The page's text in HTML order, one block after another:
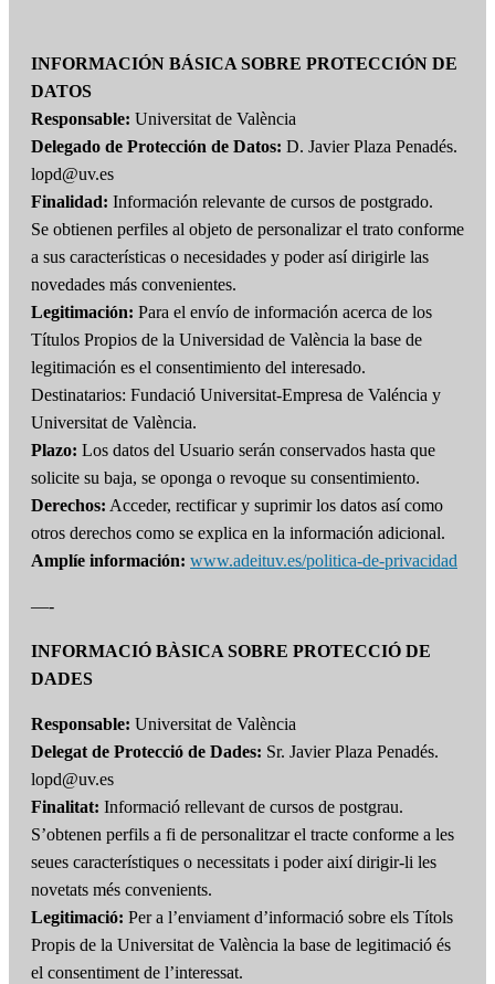
INFORMACIÓN BÁSICA SOBRE PROTECCIÓN DE
DATOS
Responsable: Universitat de València
Delegado de Protección de Datos: D. Javier Plaza Penadés.
lopd@uv.es
Finalidad: Información relevante de cursos de postgrado.
Se obtienen perfiles al objeto de personalizar el trato conforme
a sus características o necesidades y poder así dirigirle las
novedades más convenientes.
Legitimación: Para el envío de información acerca de los
Títulos Propios de la Universidad de València la base de
legitimación es el consentimiento del interesado.
Destinatarios: Fundació Universitat-Empresa de Valéncia y
Universitat de València.
Plazo: Los datos del Usuario serán conservados hasta que
solicite su baja, se oponga o revoque su consentimiento.
Derechos: Acceder, rectificar y suprimir los datos así como
otros derechos como se explica en la información adicional.
Amplíe información: www.adeituv.es/politica-de-privacidad
—-
INFORMACIÓ BÀSICA SOBRE PROTECCIÓ DE
DADES
Responsable: Universitat de València
Delegat de Protecció de Dades: Sr. Javier Plaza Penadés.
lopd@uv.es
Finalitat: Informació rellevant de cursos de postgrau.
S’obtenen perfils a fi de personalitzar el tracte conforme a les
seues característiques o necessitats i poder així dirigir-li les
novetats més convenients.
Legitimació: Per a l’enviament d’informació sobre els Títols
Propis de la Universitat de València la base de legitimació és
el consentiment de l’interessat.